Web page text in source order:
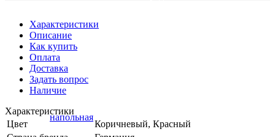
Характеристики
Описание
Как купить
Оплата
Доставка
Задать вопрос
Наличие
Характеристики
Цвет
Коричневый, Красный